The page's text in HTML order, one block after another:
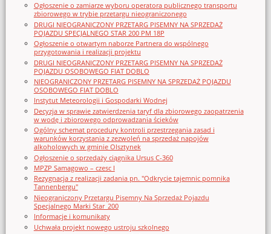
Ogłoszenie o zamiarze wyboru operatora publicznego transportu
zbiorowego w trybie przetargu nieograniczonego
DRUGI NIEOGRANICZONY PRZETARG PISEMNY NA SPRZEDAŻ
POJAZDU SPECJALNEGO STAR 200 PM 18P
Ogłoszenie o otwartym naborze Partnera do wspólnego
przygotowania i realizacji projektu
DRUGI NIEOGRANICZONY PRZETARG PISEMNY NA SPRZEDAŻ
POJAZDU OSOBOWEGO FIAT DOBLO
NIEOGRANICZONY PRZETARG PISEMNY NA SPRZEDAŻ POJAZDU
OSOBOWEGO FIAT DOBLO
Instytut Meteorologii i Gospodarki Wodnej
Decyzja w sprawie zatwierdzenia taryf dla zbiorowego zaopatrzenia
w wodę i zbiorowego odprowadzania ścieków
Ogólny schemat procedury kontroli przestrzegania zasad i
warunków korzystania z zezwoleń na sprzedaż napojów
alkoholowych w gminie Olsztynek
Ogłoszenie o sprzedaży ciągnika Ursus C-360
MPZP Samagowo – czesc I
Rezygnacja z realizacji zadania pn. "Odkrycie tajemnic pomnika
Tannenbergu"
Nieograniczony Przetargu Pisemny Na Sprzedaż Pojazdu
Specjalnego Marki Star_200
Informacje i komunikaty
Uchwała projekt nowego ustroju szkolnego